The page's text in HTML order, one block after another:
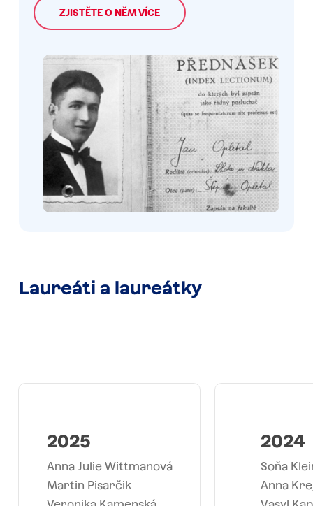
ZJISTĚTE O NĚM VÍCE
Laureáti a laureátky
2025
Anna Julie Wittmanová
Martin Pisarčik
2024
Soňa
Anna